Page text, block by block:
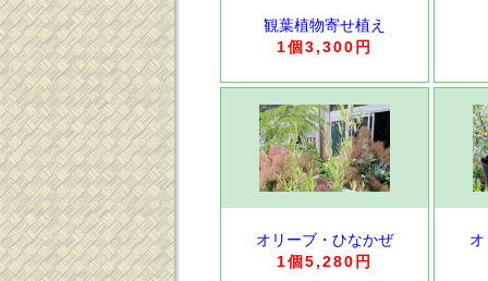
観葉植物寄せ植え
1個3,300円
オリーブ・ひなかぜ
1個5,280円